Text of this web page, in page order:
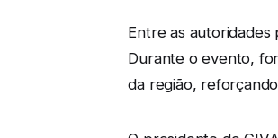
Entre as autoridades
Durante o evento,
da região,